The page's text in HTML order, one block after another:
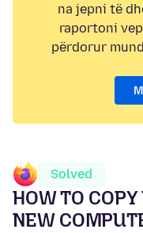
na jepni të
raportoni
përdorur
Solved
HOW TO
NEW